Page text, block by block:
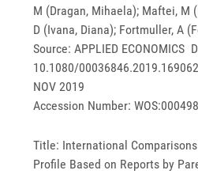
M (Dragan, Mihaela); Maftei, M
D (Ivana, Diana); Fortmuller, A
Source: APPLIED ECONOMICS
10.1080/
NOV 2019
Accession Number:
Title: International
Profile Based on Reports by